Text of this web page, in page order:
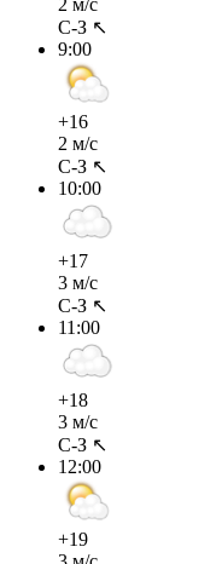
С-З ↖
9:00
+16
2 м/с
С-З ↖
10:00
+17
3 м/с
С-З ↖
11:00
+18
3 м/с
С-З ↖
12:00
+19